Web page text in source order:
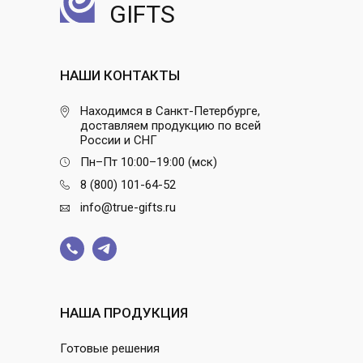
GIFTS
НАША ПРОДУКЦИЯ
Готовые решения
НАШИ КОНТАКТЫ
Находимся в Санкт-Петербурге,
доставляем продукцию по всей
России и СНГ
Пн–Пт 10:00–19:00 (мск)
8 (800) 101-64-52
info@true-gifts.ru